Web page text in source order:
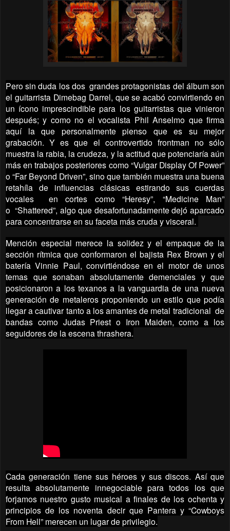
Pero sin duda los dos grandes protagonistas del álbum son
el guitarrista Dimebag Darrel, que se acabó convirtiendo en
un ícono imprescindible para los guitarristas que vinieron
después; y como no el vocalista Phil Anselmo que firma
aquí la que personalmente pienso que es su mejor
grabación. Y es que el controvertido frontman no sólo
muestra la rabia, la crudeza, y la actitud que potenciaría aún
más en trabajos posteriores como “Vulgar Display Of Power”
o “Far Beyond Driven”, sino que también muestra una buena
retahíla de influencias clásicas estirando sus cuerdas
vocales en cortes como “Heresy”, “Medicine Man”
o “Shattered”, algo que desafortunadamente dejó aparcado
para concentrarse en su faceta más cruda y visceral.
Mención especial merece la solidez y el empaque de la
sección rítmica que conformaron el bajista Rex Brown y el
batería Vinnie Paul, convirtiéndose en el motor de unos
temas que sonaban absolutamente demenciales y que
posicionaron a los texanos a la vanguardia de una nueva
generación de metaleros proponiendo un estilo que podía
llegar a cautivar tanto a los amantes de metal tradicional de
bandas como Judas Priest o Iron Maiden, como a los
seguidores de la escena thrashera.
Cada generación tiene sus héroes y sus discos. Así que
resulta absolutamente innegociable para todos los que
forjamos nuestro gusto musical a finales de los ochenta y
principios de los noventa decir que Pantera y “Cowboys
From Hell” merecen un lugar de privilegio.